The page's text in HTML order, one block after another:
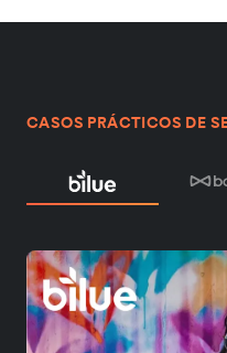
CASOS PRÁCTICOS DE